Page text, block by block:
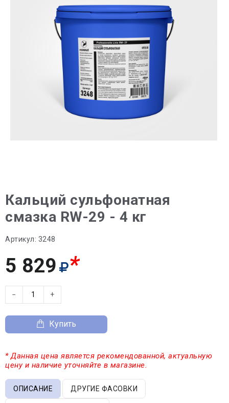
Кальций сульфонатная
смазка RW-29 - 4 кг
Артикул: 3248
5 829 *
− +
Купить
* Данная цена является рекомендованной, актуальную
цену и наличие уточняйте в магазине.
ОПИСАНИЕ ДРУГИЕ ФАСОВКИ